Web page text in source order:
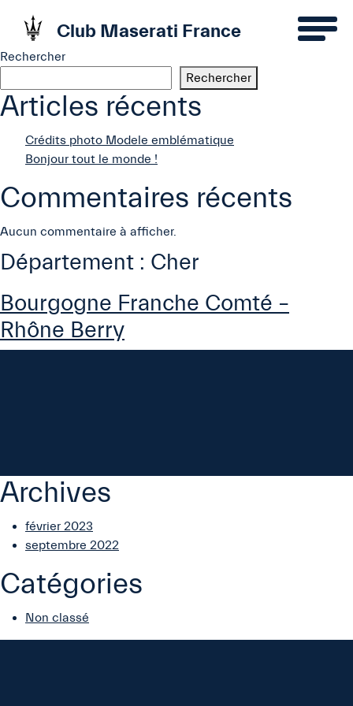
Club Maserati France
Rechercher
Rechercher
Articles récents
Crédits photo Modele emblématique
Bonjour tout le monde !
Commentaires récents
Aucun commentaire à afficher.
Département : Cher
Bourgogne Franche Comté –
Rhône Berry
Archives
février 2023
septembre 2022
Catégories
Non classé